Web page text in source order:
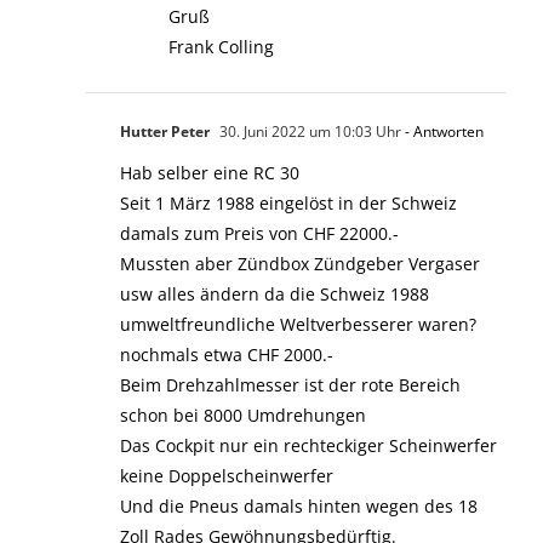
Gruß
Frank Colling
Hutter Peter 30. Juni 2022 um 10:03 Uhr- Antworten
Hab selber eine RC 30
Seit 1 März 1988 eingelöst in der Schweiz
damals zum Preis von CHF 22000.-
Mussten aber Zündbox Zündgeber Vergaser
usw alles ändern da die Schweiz 1988
umweltfreundliche Weltverbesserer waren?
nochmals etwa CHF 2000.-
Beim Drehzahlmesser ist der rote Bereich
schon bei 8000 Umdrehungen
Das Cockpit nur ein rechteckiger Scheinwerfer
keine Doppelscheinwerfer
Und die Pneus damals hinten wegen des 18
Zoll Rades Gewöhnungsbedürftig.